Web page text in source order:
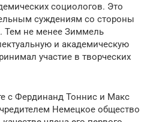
социологов. Это
суждениям со стороны
Тем не менее Зиммель
и академическую
участие в творческих
с Фердинанд Тоннис и Макс
Немецкое общество